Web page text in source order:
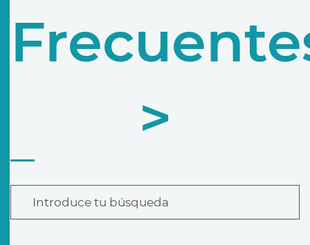
>
Introduce tu búsqueda